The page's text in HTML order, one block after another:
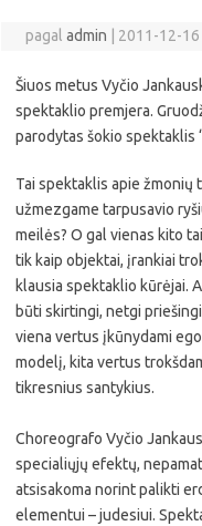
pagal admin 2011-12-16
Šiuos metus Vyčio
spektaklio premjera.
parodytas šokio spektaklis
Tai spektaklis apie žmonių
užmezgame tarpusavio
meilės? O gal vienas kito
tik kaip objektai, įrankiai
klausia spektaklio kūrėjai.
būti skirtingi, netgi
viena vertus įkūnydami
modelį, kita vertus
tikresnius santykius.
Choreografo Vyčio
specialiųjų efektų,
atsisakoma norint palikti
elementui – judesiui.